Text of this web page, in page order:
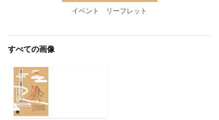
イベント リーフレット
すべての画像